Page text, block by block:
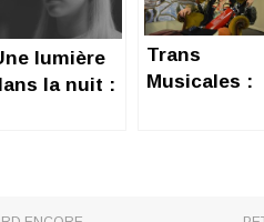
lumière
la nuit :
Trans
Musicales :